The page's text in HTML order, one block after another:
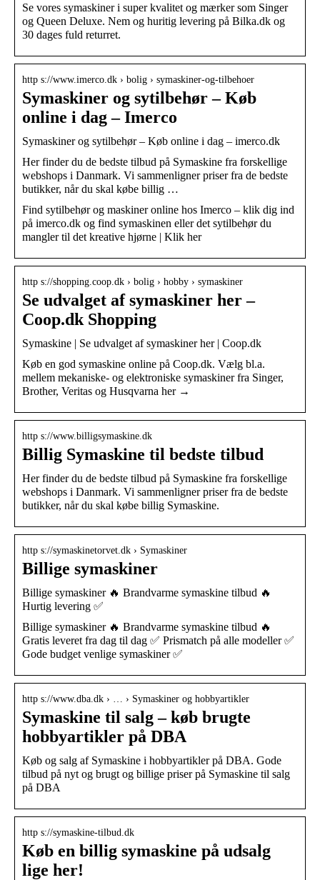
Se vores symaskiner i super kvalitet og mærker som Singer
og Queen Deluxe. Nem og huritig levering på Bilka.dk og
30 dages fuld returret.
http s://www.imerco.dk › bolig › symaskiner-og-tilbehoer
Symaskiner og sytilbehør – Køb
online i dag – Imerco
Symaskiner og sytilbehør – Køb online i dag – imerco.dk
Her finder du de bedste tilbud på Symaskine fra forskellige
webshops i Danmark. Vi sammenligner priser fra de bedste
butikker, når du skal købe billig …
Find sytilbehør og maskiner online hos Imerco – klik dig ind
på imerco.dk og find symaskinen eller det sytilbehør du
mangler til det kreative hjørne | Klik her
http s://shopping.coop.dk › bolig › hobby › symaskiner
Se udvalget af symaskiner her –
Coop.dk Shopping
Symaskine | Se udvalget af symaskiner her | Coop.dk
Køb en god symaskine online på Coop.dk. Vælg bl.a.
mellem mekaniske- og elektroniske symaskiner fra Singer,
Brother, Veritas og Husqvarna her →
http s://www.billigsymaskine.dk
Billig Symaskine til bedste tilbud
Her finder du de bedste tilbud på Symaskine fra forskellige
webshops i Danmark. Vi sammenligner priser fra de bedste
butikker, når du skal købe billig Symaskine.
http s://symaskinetorvet.dk › Symaskiner
Billige symaskiner
Billige symaskiner 🔥 Brandvarme symaskine tilbud 🔥
Hurtig levering ✅
Billige symaskiner 🔥 Brandvarme symaskine tilbud 🔥
Gratis leveret fra dag til dag ✅ Prismatch på alle modeller ✅
Gode budget venlige symaskiner ✅
http s://www.dba.dk › … › Symaskiner og hobbyartikler
Symaskine til salg – køb brugte
hobbyartikler på DBA
Køb og salg af Symaskine i hobbyartikler på DBA. Gode
tilbud på nyt og brugt og billige priser på Symaskine til salg
på DBA
http s://symaskine-tilbud.dk
Køb en billig symaskine på udsalg
lige her!